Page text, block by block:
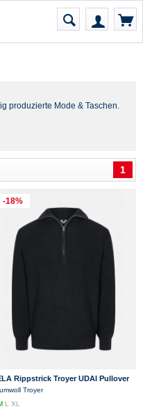
produzierte Mode & Taschen.
1
-18%
Rippstrick Troyer UDAI Pullover
Schwarz Baumwolle Nachhaltig
Troyer
L XL